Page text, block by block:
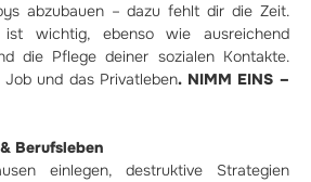
abzubauen – dazu fehlt dir die Zeit.
ist wichtig, ebenso wie ausreichend
die Pflege deiner sozialen Kontakte.
und das Privatleben. NIMM EINS –
Berufsleben
einlegen, destruktive Strategien